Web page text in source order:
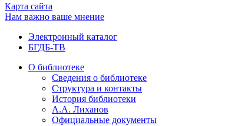
Карта сайта
Нам важно ваше мнение
Электронный каталог
БГДБ-ТВ
О библиотеке
Сведения о библиотеке
Структура и контакты
История библиотеки
А.А. Лиханов
Официальные документы